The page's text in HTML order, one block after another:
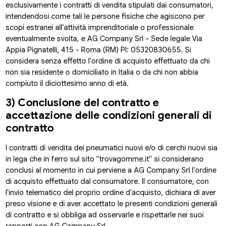
esclusivamente i contratti di vendita stipulati dai consumatori,
intendendosi come tali le persone fisiche che agiscono per
scopi estranei all'attività imprenditoriale o professionale
eventualmente svolta, e AG Company Srl - Sede legale Via
Appia Pignatelli, 415 - Roma (RM) PI: 05320830655. Si
considera senza effetto l'ordine di acquisto effettuato da chi
non sia residente o domiciliato in Italia o da chi non abbia
compiuto il diciottesimo anno di età.
3) Conclusione del contratto e
accettazione delle condizioni generali di
contratto
I contratti di vendita dei pneumatici nuovi e/o di cerchi nuovi sia
in lega che in ferro sul sito "trovagomme.it" si considerano
conclusi al momento in cui perviene a AG Company Srl l'ordine
di acquisto effettuato dal consumatore. Il consumatore, con
l'invio telematico del proprio ordine d'acquisto, dichiara di aver
preso visione e di aver accettato le presenti condizioni generali
di contratto e si obbliga ad osservarle e rispettarle nei suoi